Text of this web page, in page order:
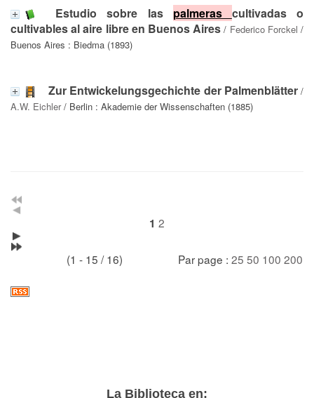
Estudio sobre las palmeras cultivadas o
cultivables al aire libre en Buenos Aires / Federico Forckel /
Buenos Aires : Biedma (1893)
Zur Entwickelungsgechichte der Palmenblätter/
A.W. Eichler/ Berlin : Akademie der Wissenschaften (1885)
1 2
(1 - 15 / 16) Par page : 25 50 100 200
La Biblioteca en: